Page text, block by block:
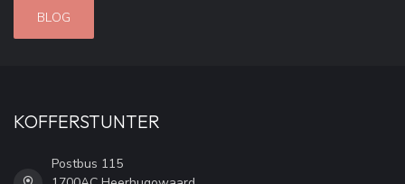
BLOG
KOFFERSTUNTER
Postbus 115